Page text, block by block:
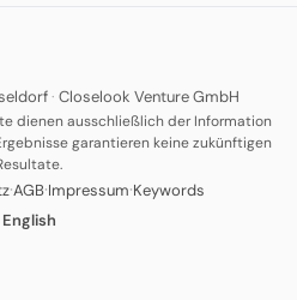
· Closelook Venture GmbH
dienen ausschließlich der Information
garantieren keine zukünftigen
·AGB·Impressum·Keywords
English